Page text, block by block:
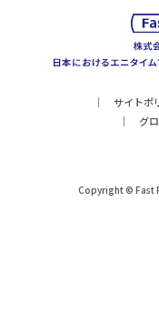
サイトポ
グ
Copyright © Fast